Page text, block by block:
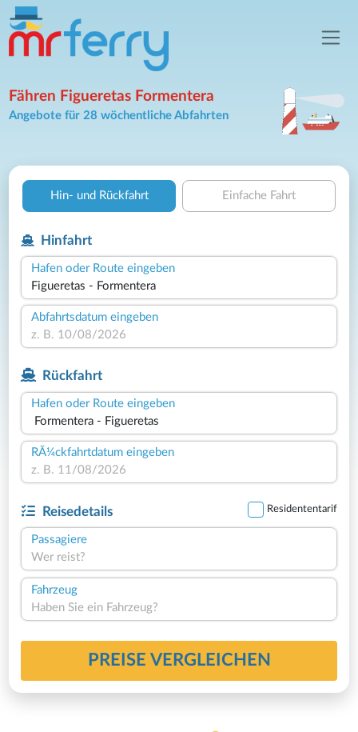
Fähren Figueretas Formentera
Angebote für 28 wöchentliche Abfahrten
Hin- und Rückfahrt Einfache Fahrt
Hinfahrt
Hafen oder Route eingeben
Abfahrtsdatum eingeben
Rückfahrt
Hafen oder Route eingeben
RÃ¼ckfahrtdatum eingeben
Reisedetails Residententarif
Passagiere
Wer reist?
Fahrzeug
Haben Sie ein Fahrzeug?
PREISE VERGLEICHEN